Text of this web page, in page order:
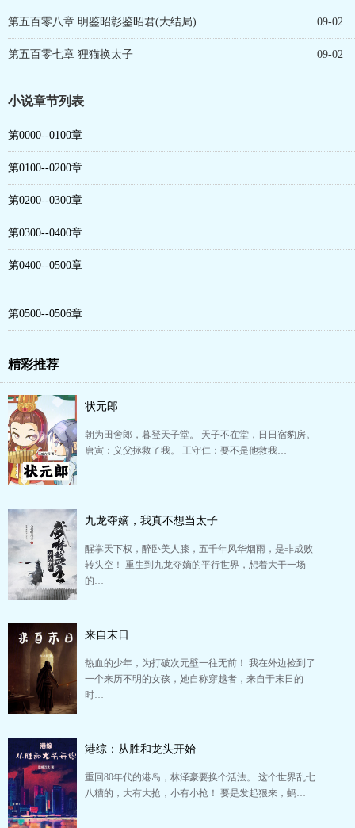
第五百零八章 明鉴昭彰鉴昭君(大结局) 09-02
第五百零七章 狸猫换太子 09-02
小说章节列表
第0000--0100章
第0100--0200章
第0200--0300章
第0300--0400章
第0400--0500章
第0500--0506章
精彩推荐
状元郎
朝为田舍郎，暮登天子堂。 天子不在堂，日日宿豹房。
唐寅：义父拯救了我。 王守仁：要不是他救我…
九龙夺嫡，我真不想当太子
醒掌天下权，醉卧美人膝，五千年风华烟雨，是非成败
转头空！ 重生到九龙夺嫡的平行世界，想着大干一场
的…
来自末日
热血的少年，为打破次元壁一往无前！ 我在外边捡到了
一个来历不明的女孩，她自称穿越者，来自于末日的
时…
港综：从胜和龙头开始
重回80年代的港岛，林泽豪要换个活法。 这个世界乱七
八糟的，大有大抢，小有小抢！ 要是发起狠来，蚂…